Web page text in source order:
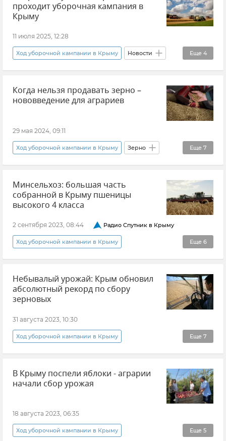
Продовольственная безопасность Крыма
проходит уборочная кампания в
Крыму
11 июля 2025, 12:28
Еще 4
Ход уборочной кампании в Крыму Новости
Урожай зерновых культур Урожай в Крыму
Урожай Сельское хозяйство
Когда нельзя продавать зерно –
нововведение для аграриев
29 мая 2024, 09:11
Еще 7
Ход уборочной кампании в Крыму Зерно
Поддержка аграриев Сельское хозяйство
Урожай в Крыму Урожай зерновых культур
Новости Россельхознадзор
Арсен Арзиев
Минсельхоз: большая часть
собранной в Крыму пшеницы
высокого 4 класса
2 сентября 2023, 08:44 Радио Спутник в Крыму
Еще 6
Ход уборочной кампании в Крыму
Урожай зерновых культур Урожай в Крыму
Урожай Андрей Савчук
Продовольственная безопасность Крыма
Небывалый урожай: Крым обновил
абсолютный рекорд по сбору
зерновых
31 августа 2023, 10:30
Еще 7
Ход уборочной кампании в Крыму
Урожай в Крыму Урожай зерновых культур
Урожай Новости Крыма
Юрий Гоцанюк
Сергей Аксенов
В Крыму поспели яблоки - аграрии
начали сбор урожая
18 августа 2023, 06:35
Еще 5
Ход уборочной кампании в Крыму